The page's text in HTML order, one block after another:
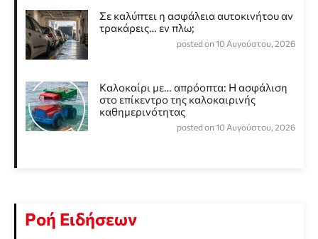
Σε καλύπτει η ασφάλεια αυτοκινήτου αν
τρακάρεις… εν πλω;
posted on 10 Αυγούστου, 2026
Καλοκαίρι με… απρόοπτα: Η ασφάλιση
στο επίκεντρο της καλοκαιρινής
καθημερινότητας
posted on 10 Αυγούστου, 2026
Ροή Ειδήσεων